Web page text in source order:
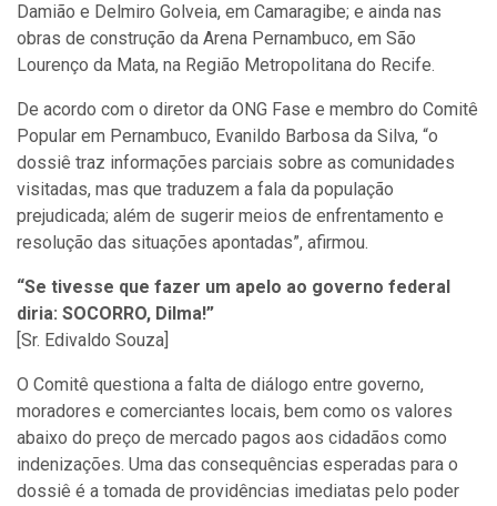
Damião e Delmiro Golveia, em Camaragibe; e ainda nas
obras de construção da Arena Pernambuco, em São
Lourenço da Mata, na Região Metropolitana do Recife.
De acordo com o diretor da ONG Fase e membro do Comitê
Popular em Pernambuco, Evanildo Barbosa da Silva, “o
dossiê traz informações parciais sobre as comunidades
visitadas, mas que traduzem a fala da população
prejudicada; além de sugerir meios de enfrentamento e
resolução das situações apontadas”, afirmou.
“Se tivesse que fazer um apelo ao governo federal
diria: SOCORRO, Dilma!”
[Sr. Edivaldo Souza]
O Comitê questiona a falta de diálogo entre governo,
moradores e comerciantes locais, bem como os valores
abaixo do preço de mercado pagos aos cidadãos como
indenizações. Uma das consequências esperadas para o
dossiê é a tomada de providências imediatas pelo poder